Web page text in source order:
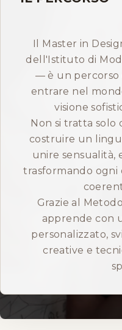
Prenota
Il Master in
dell'Istituto di
— è un percorso
entrare nel
visione
Non si tratta solo
costruire un
unire sensualità,
trasformando ogni
Grazie al
apprende con
personalizzato,
creative e